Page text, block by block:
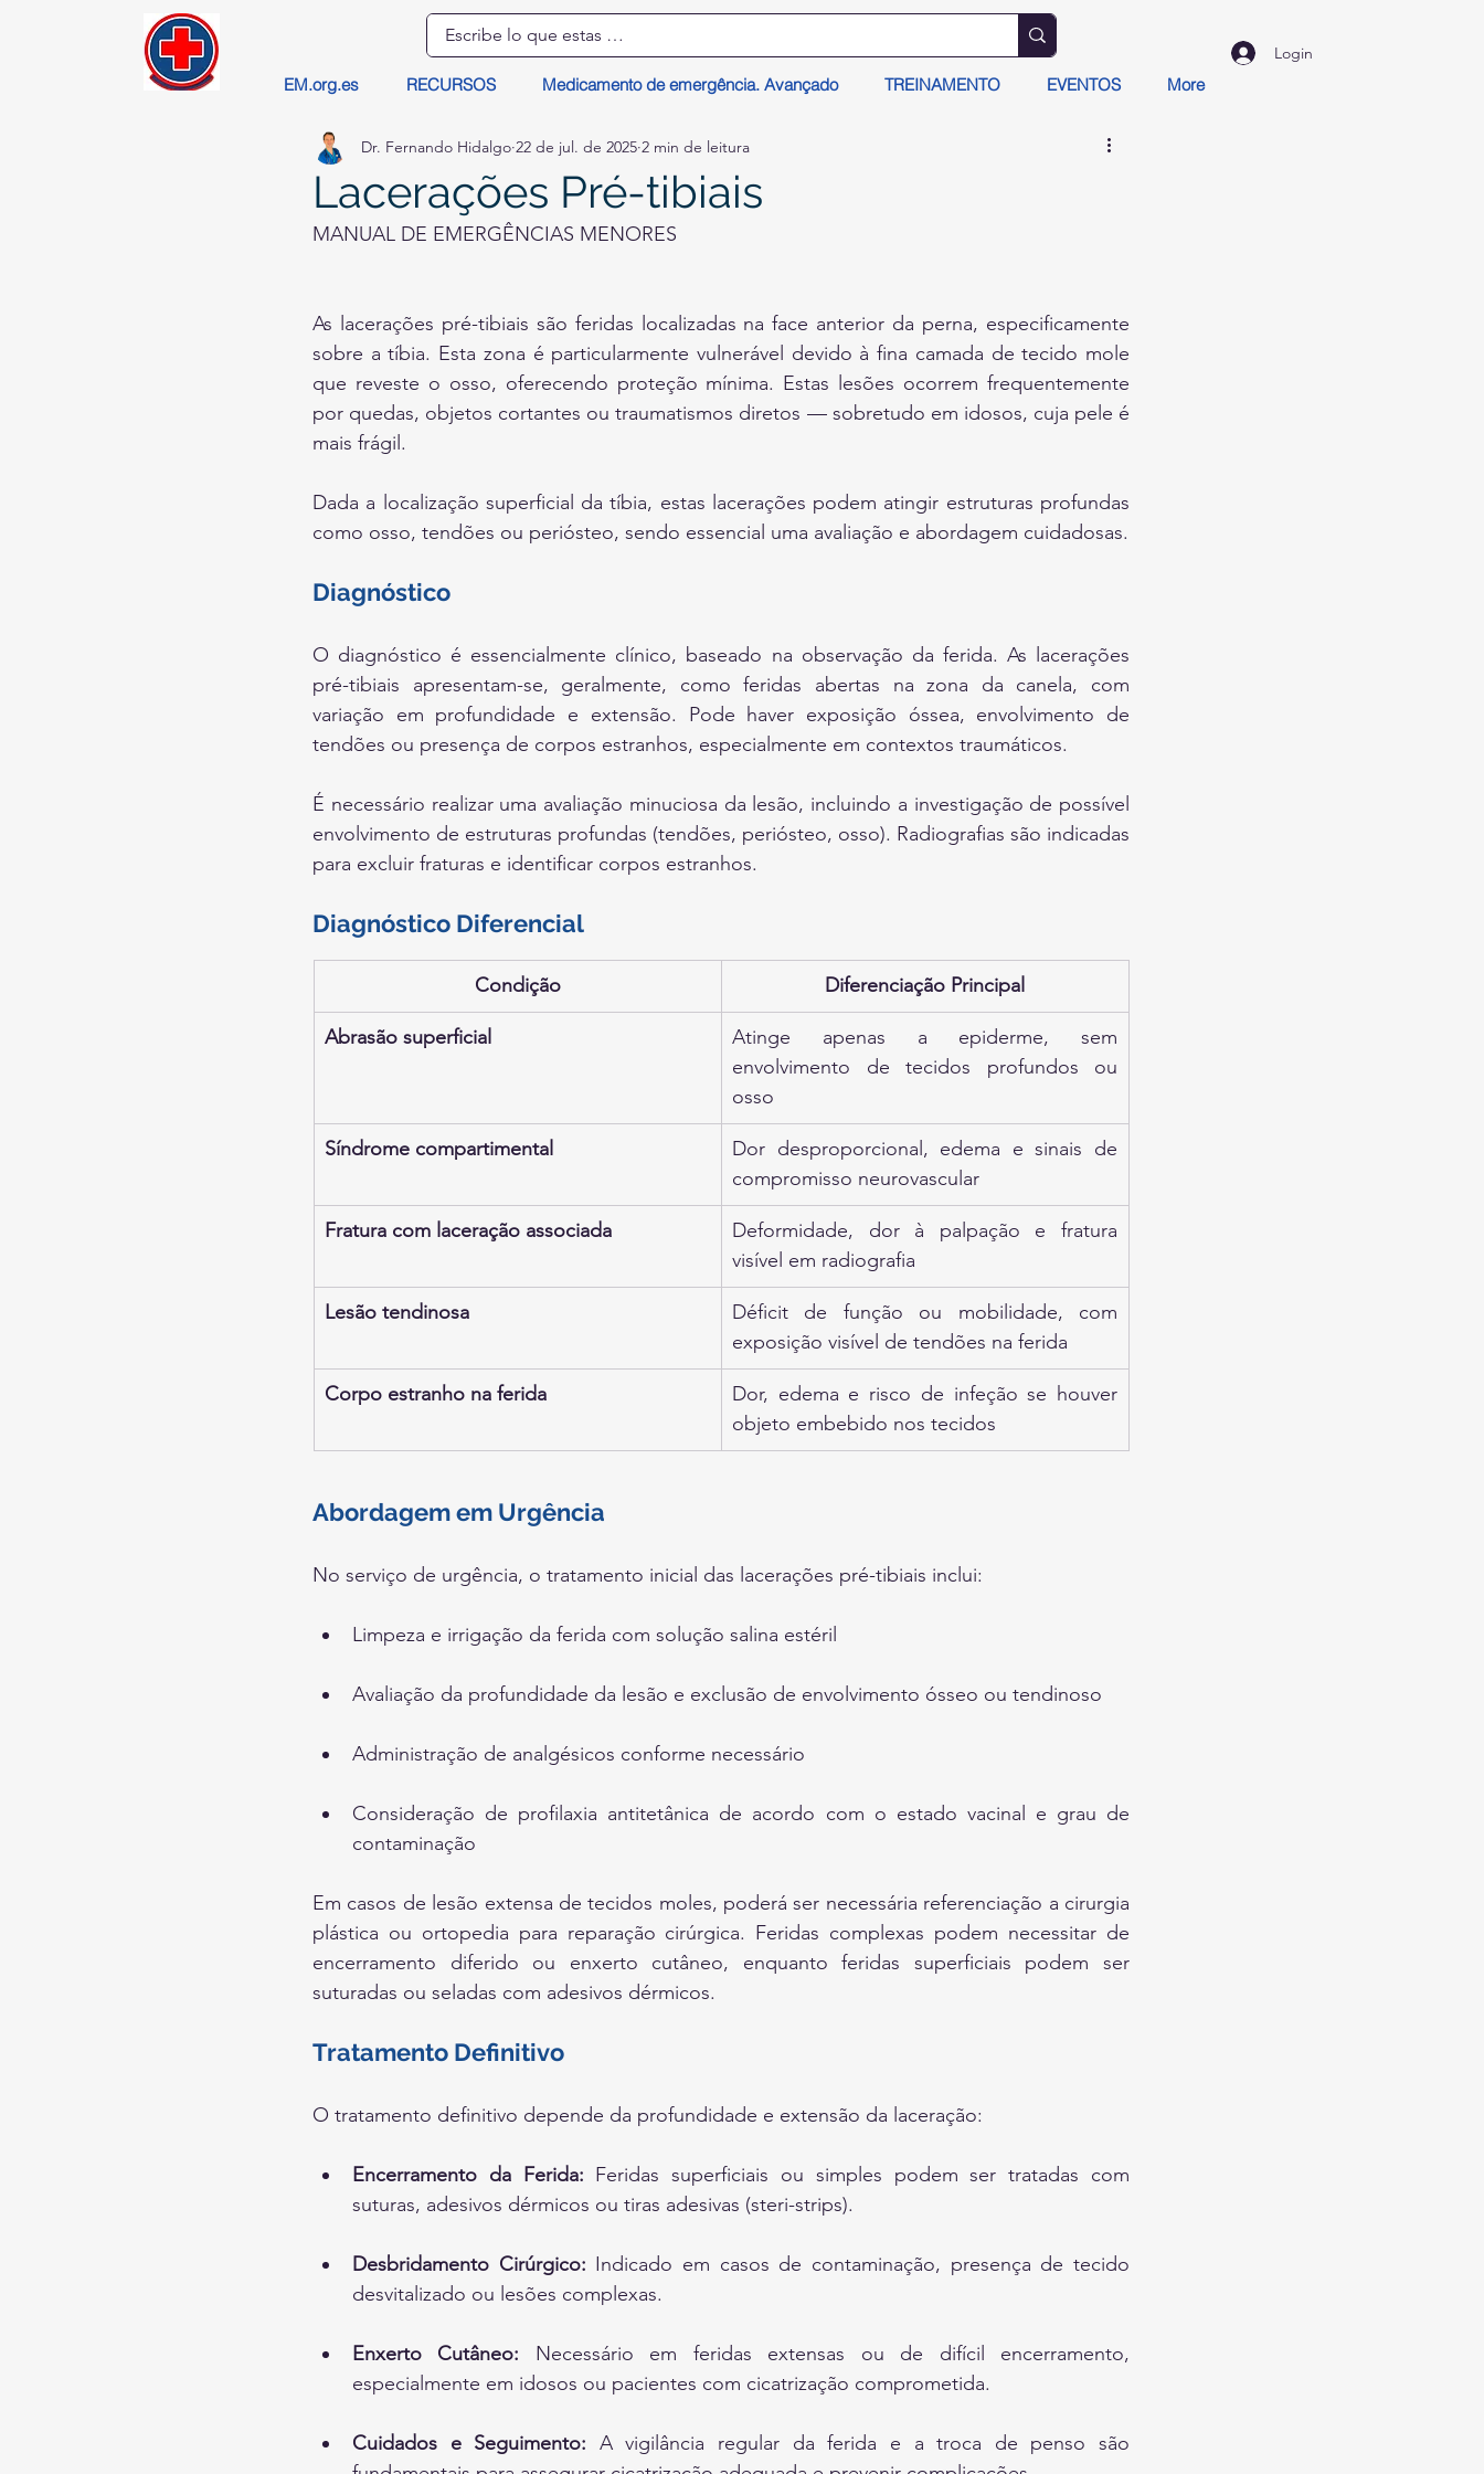
EM.org.es RECURSOS Medicamento de emergência. Avançado TREINAMENTO EVENTOS More
Login
Lacerações Pré-tibiais
Dr. Fernando Hidalgo 22 de jul. de 2025 2 min de leitura
MANUAL DE EMERGÊNCIAS MENORES
As lacerações pré-tibiais são feridas localizadas na face anterior da perna, especificamente
sobre a tíbia. Esta zona é particularmente vulnerável devido à fina camada de tecido mole
que reveste o osso, oferecendo proteção mínima. Estas lesões ocorrem frequentemente
por quedas, objetos cortantes ou traumatismos diretos — sobretudo em idosos, cuja pele é
mais frágil.
Dada a localização superficial da tíbia, estas lacerações podem atingir estruturas profundas
como osso, tendões ou periósteo, sendo essencial uma avaliação e abordagem cuidadosas.
Diagnóstico
O diagnóstico é essencialmente clínico, baseado na observação da ferida. As lacerações
pré-tibiais apresentam-se, geralmente, como feridas abertas na zona da canela, com
variação em profundidade e extensão. Pode haver exposição óssea, envolvimento de
tendões ou presença de corpos estranhos, especialmente em contextos traumáticos.
É necessário realizar uma avaliação minuciosa da lesão, incluindo a investigação de possível
envolvimento de estruturas profundas (tendões, periósteo, osso). Radiografias são indicadas
para excluir fraturas e identificar corpos estranhos.
Diagnóstico Diferencial
Condição Diferenciação Principal
Abrasão superficial
Atinge apenas a epiderme, sem
envolvimento de tecidos profundos ou
osso
Síndrome compartimental
Dor desproporcional, edema e sinais de
compromisso neurovascular
Fratura com laceração associada
Deformidade, dor à palpação e fratura
visível em radiografia
Lesão tendinosa
Déficit de função ou mobilidade, com
exposição visível de tendões na ferida
Corpo estranho na ferida
Dor, edema e risco de infeção se houver
objeto embebido nos tecidos
Abordagem em Urgência
No serviço de urgência, o tratamento inicial das lacerações pré-tibiais inclui:
Limpeza e irrigação da ferida com solução salina estéril
Avaliação da profundidade da lesão e exclusão de envolvimento ósseo ou tendinoso
Administração de analgésicos conforme necessário
Consideração de profilaxia antitetânica de acordo com o estado vacinal e grau de
contaminação
Em casos de lesão extensa de tecidos moles, poderá ser necessária referenciação a cirurgia
plástica ou ortopedia para reparação cirúrgica. Feridas complexas podem necessitar de
encerramento diferido ou enxerto cutâneo, enquanto feridas superficiais podem ser
suturadas ou seladas com adesivos dérmicos.
Tratamento Definitivo
O tratamento definitivo depende da profundidade e extensão da laceração:
Encerramento da Ferida: Feridas superficiais ou simples podem ser tratadas com
suturas, adesivos dérmicos ou tiras adesivas (steri-strips).
Desbridamento Cirúrgico: Indicado em casos de contaminação, presença de tecido
desvitalizado ou lesões complexas.
Enxerto Cutâneo: Necessário em feridas extensas ou de difícil encerramento,
especialmente em idosos ou pacientes com cicatrização comprometida.
Cuidados e Seguimento: A vigilância regular da ferida e a troca de penso são